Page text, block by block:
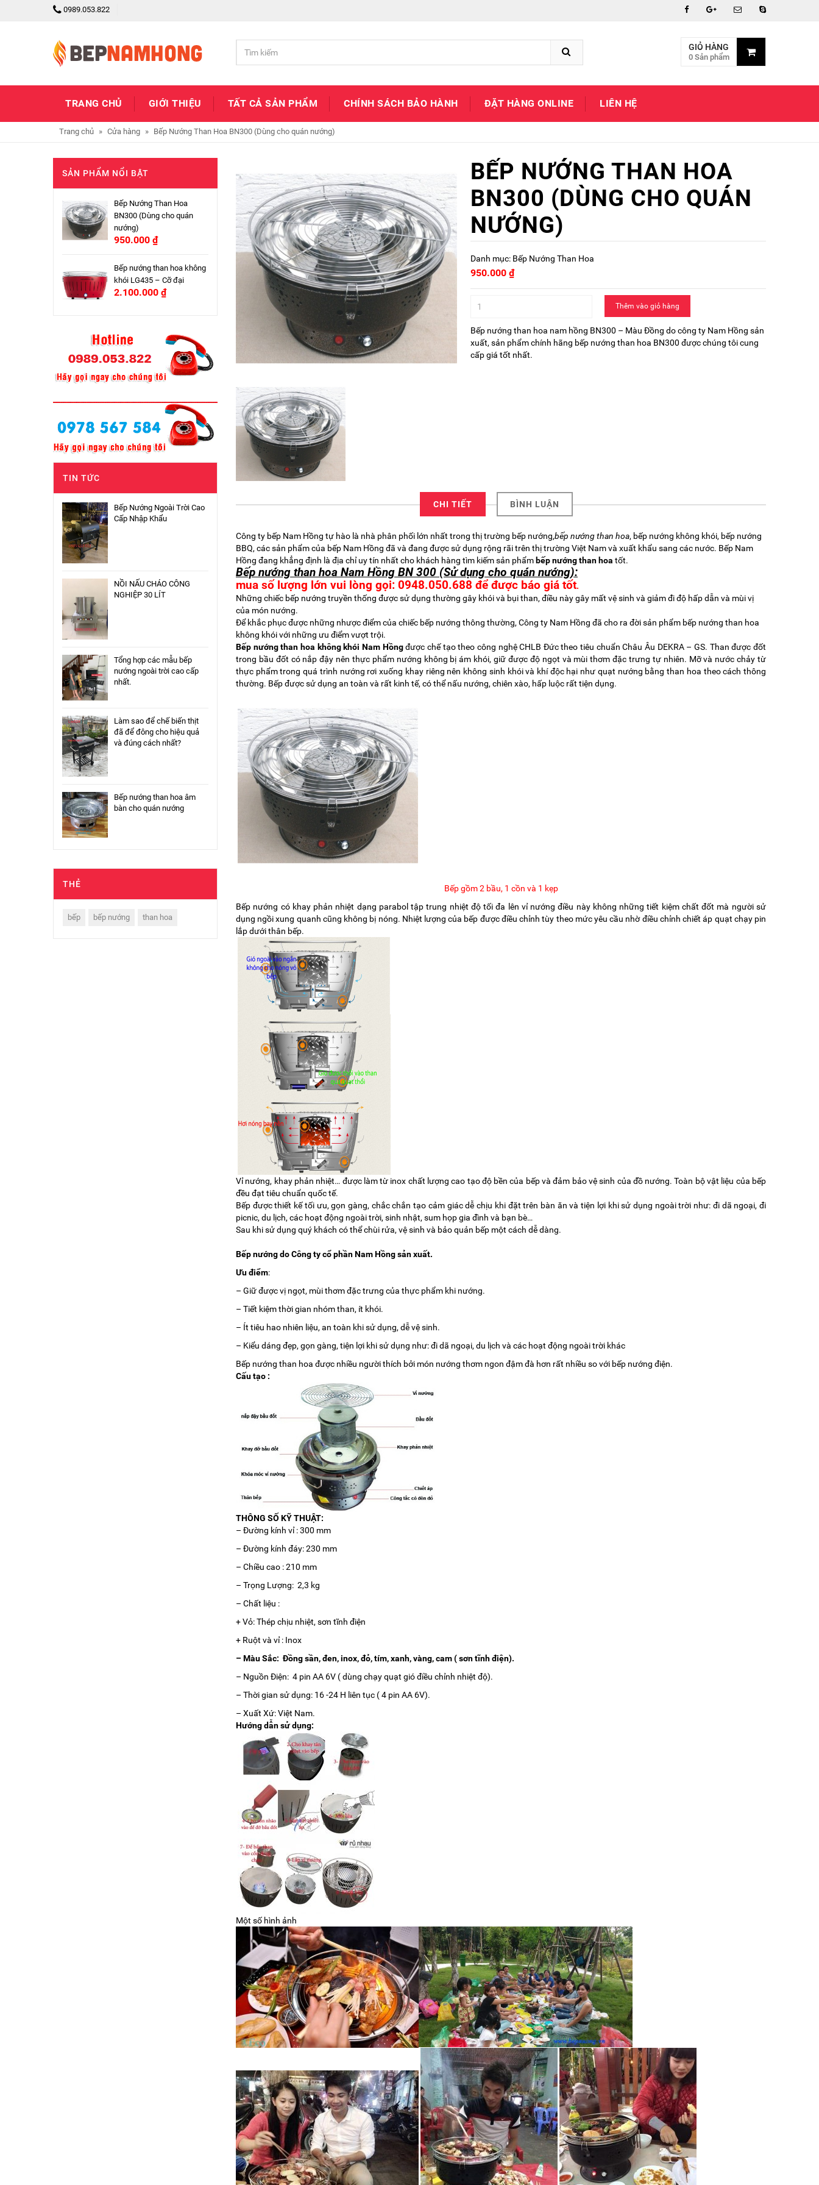
0989.053.822
GIỎ HÀNG
0 Sản phẩm
TRANG CHỦ GIỚI THIỆU TẤT CẢ SẢN PHẨM CHÍNH SÁCH BẢO HÀNH ĐẶT HÀNG ONLINE LIÊN HỆ
Trang chủ » Cửa hàng » Bếp Nướng Than Hoa BN300 (Dùng cho quán nướng)
BẾP NƯỚNG THAN HOA
BN300 (DÙNG CHO QUÁN
NƯỚNG)
Danh mục: Bếp Nướng Than Hoa
950.000 ₫
Thêm vào giỏ hàng
Bếp nướng than hoa nam hồng BN300 – Màu Đồng do công ty Nam Hồng sản
xuất, sản phẩm chính hãng bếp nướng than hoa BN300 được chúng tôi cung
cấp giá tốt nhất.
CHI TIẾT BÌNH LUẬN
Công ty bếp Nam Hồng tự hào là nhà phân phối lớn nhất trong thị trường bếp nướng,bếp nướng than hoa, bếp nướng không khói, bếp nướng
BBQ, các sản phẩm của bếp Nam Hồng đã và đang được sử dụng rộng rãi trên thị trường Việt Nam và xuất khẩu sang các nước. Bếp Nam
Hồng đang khẳng định là địa chỉ uy tín nhất cho khách hàng tìm kiếm sản phẩmbếp nướng than hoa tốt.
Bếp nướng than hoa Nam Hồng BN 300 (Sử dụng cho quán nướng):
mua số lượng lớn vui lòng gọi: 0948.050.688 để được báo giá tốt.
Những chiếc bếp nướng truyền thống được sử dụng thường gây khói và bụi than, điều này gây mất vệ sinh và giảm đi độ hấp dẫn và mùi vị
của món nướng.
Để khắc phục được những nhược điểm của chiếc bếp nướng thông thường, Công ty Nam Hồng đã cho ra đời sản phẩm bếp nướng than hoa
không khói với những ưu điểm vượt trội.
Bếp nướng than hoa không khói Nam Hồngđược chế tạo theo công nghệ CHLB Đức theo tiêu chuẩn Châu Âu DEKRA – GS. Than được đốt
trong bầu đốt có nắp đậy nên thực phẩm nướng không bị ám khói, giữ được độ ngọt và mùi thơm đặc trưng tự nhiên. Mỡ và nước chảy từ
thực phẩm trong quá trình nướng rơi xuống khay riêng nên không sinh khói và khí độc hại như quạt nướng bằng than hoa theo cách thông
thường. Bếp được sử dụng an toàn và rất kinh tế, có thể nấu nướng, chiên xào, hấp luộc rất tiện dụng.
Bếp gồm 2 bầu, 1 cồn và 1 kẹp
Bếp nướng có khay phản nhiệt dạng parabol tập trung nhiệt độ tối đa lên vỉ nướng điều này không những tiết kiệm chất đốt mà người sử
dụng ngồi xung quanh cũng không bị nóng. Nhiệt lượng của bếp được điều chỉnh tùy theo mức yêu cầu nhờ điều chỉnh chiết áp quạt chạy pin
lắp dưới thân bếp.
Vỉ nướng, khay phản nhiệt… được làm từ inox chất lượng cao tạo độ bền của bếp và đảm bảo vệ sinh của đồ nướng. Toàn bộ vật liệu của bếp
đều đạt tiêu chuẩn quốc tế.
Bếp được thiết kế tối ưu, gọn gàng, chắc chắn tạo cảm giác dễ chịu khi đặt trên bàn ăn và tiện lợi khi sử dụng ngoài trời như: đi dã ngoại, đi
picnic, du lịch, các hoạt động ngoài trời, sinh nhật, sum họp gia đình và bạn bè…
Sau khi sử dụng quý khách có thể chùi rửa, vệ sinh và bảo quản bếp một cách dễ dàng.
Bếp nướng do Công ty cổ phần Nam Hồng sản xuất.
Ưu điểm:
– Giữ được vị ngọt, mùi thơm đặc trưng của thực phẩm khi nướng.
– Tiết kiệm thời gian nhóm than, ít khói.
– Ít tiêu hao nhiên liệu, an toàn khi sử dụng, dễ vệ sinh.
– Kiểu dáng đẹp, gọn gàng, tiện lợi khi sử dụng như: đi dã ngoại, du lịch và các hoạt động ngoài trời khác
Bếp nướng than hoa được nhiều người thích bởi món nướng thơm ngon đậm đà hơn rất nhiều so với bếp nướng điện.
Cấu tạo :
THÔNG SỐ KỸ THUẬT:
– Đường kính vỉ : 300 mm
– Đường kính đáy: 230 mm
– Chiều cao : 210 mm
– Trọng Lượng: 2,3 kg
– Chất liệu :
+ Vỏ: Thép chịu nhiệt, sơn tĩnh điện
+ Ruột và vỉ : Inox
– Màu Sắc: Đồng sần, đen, inox, đỏ, tím, xanh, vàng, cam ( sơn tĩnh điện).
– Nguồn Điện: 4 pin AA 6V ( dùng chạy quạt gió điều chỉnh nhiệt độ).
– Thời gian sử dụng: 16 -24 H liên tục ( 4 pin AA 6V).
– Xuất Xứ: Việt Nam.
Hướng dẫn sử dụng:
Một số hình ảnh
SẢN PHẨM NỔI BẬT
Bếp Nướng Than Hoa
BN300 (Dùng cho quán
nướng)
950.000 ₫
Bếp nướng than hoa không
khói LG435 – Cỡ đại
2.100.000 ₫
TIN TỨC
Bếp Nướng Ngoài Trời Cao
Cấp Nhập Khẩu
NỒI NẤU CHÁO CÔNG
NGHIỆP 30 LÍT
Tổng hợp các mẫu bếp
nướng ngoài trời cao cấp
nhất.
Làm sao để chế biến thịt
đã để đông cho hiệu quả
và đúng cách nhất?
Bếp nướng than hoa âm
bàn cho quán nướng
THẺ
bếp bếp nướng than hoa